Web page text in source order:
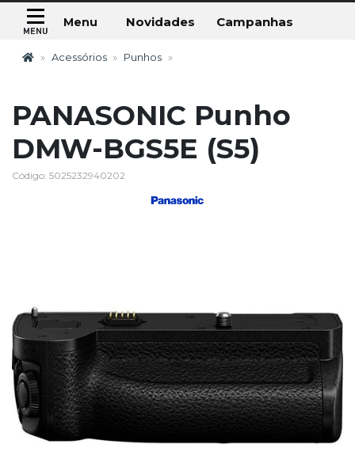
Menu Novidades Campanhas
Acessórios Punhos
PANASONIC Punho
DMW-BGS5E (S5)
Código: 5025232940202